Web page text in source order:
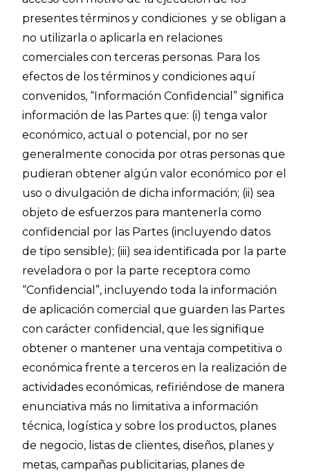
presentes términos y condiciones y se obligan a
no utilizarla o aplicarla en relaciones
comerciales con terceras personas. Para los
efectos de los términos y condiciones aquí
convenidos, “Información Confidencial” significa
información de las Partes que: (i) tenga valor
económico, actual o potencial, por no ser
generalmente conocida por otras personas que
pudieran obtener algún valor económico por el
uso o divulgación de dicha información; (ii) sea
objeto de esfuerzos para mantenerla como
confidencial por las Partes (incluyendo datos
de tipo sensible); (iii) sea identificada por la parte
reveladora o por la parte receptora como
“Confidencial”, incluyendo toda la información
de aplicación comercial que guarden las Partes
con carácter confidencial, que les signifique
obtener o mantener una ventaja competitiva o
económica frente a terceros en la realización de
actividades económicas, refiriéndose de manera
enunciativa más no limitativa a información
técnica, logística y sobre los productos, planes
de negocio, listas de clientes, diseños, planes y
metas, campañas publicitarias, planes de